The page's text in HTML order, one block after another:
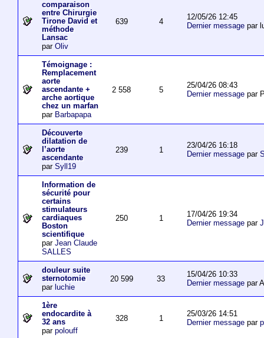
comparaison
entre Chirurgie
Tirone David et
méthode
Lansac
par Oliv
639 4
12/05/26 12:45
Dernier messagepar
Témoignage :
Remplacement
aorte
ascendante +
arche aortique
chez un marfan
par Barbapapa
2 558 5
25/04/26 08:43
Dernier messagepar
Découverte
dilatation de
l’aorte
ascendante
par Syll19
239 1
23/04/26 16:18
Dernier messagepar
Information de
sécurité pour
certains
stimulateurs
cardiaques
Boston
scientifique
par Jean Claude
SALLES
250 1
17/04/26 19:34
Dernier messagepar
douleur suite
sternotomie
par luchie
20 599 33
15/04/26 10:33
Dernier messagepar
1ère
endocardite à
32 ans
par polouff
328 1
25/03/26 14:51
Dernier messagepar